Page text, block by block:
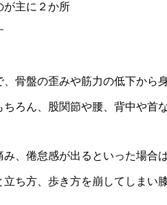
が主に２か所
骨盤の歪みや筋力の低下から
ろん、股関節や腰、背中や首
、倦怠感が出るといった場合
ち方、歩き方を崩してしまい